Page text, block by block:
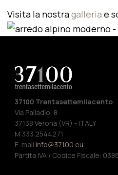
Visita la nostragalleria e
37100 Trentasettemilacento
Via Palladio, 8
37138 Verona (VR) - ITALY
M 333 2544271
E-mail info@37100.eu
Partita IVA / Codice Fiscale: